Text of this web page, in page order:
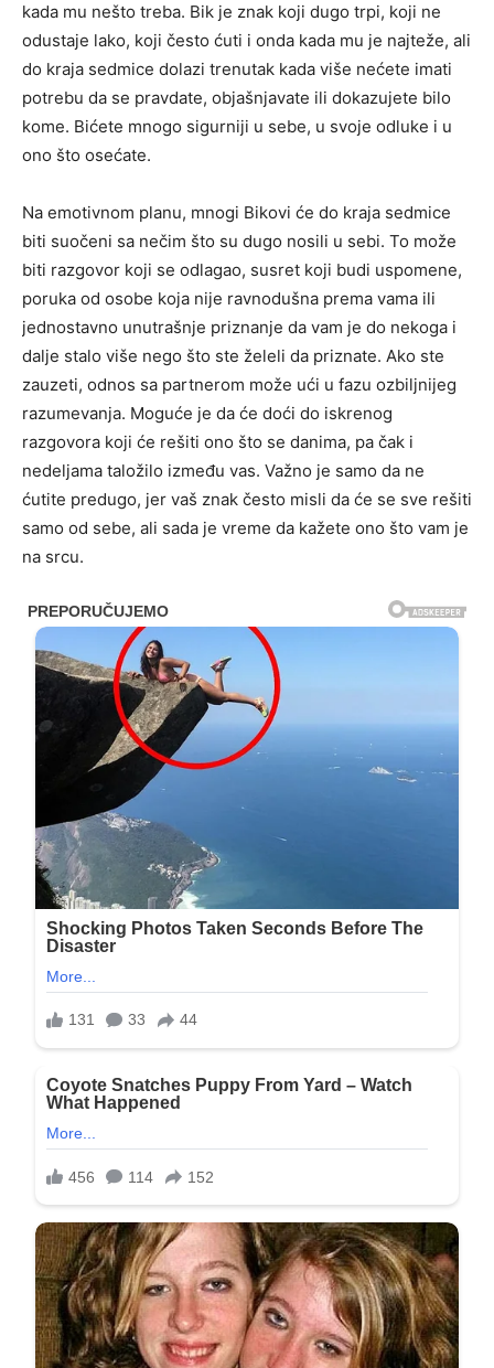
kada mu nešto treba. Bik je znak koji dugo trpi, koji ne
odustaje lako, koji često ćuti i onda kada mu je najteže, ali
do kraja sedmice dolazi trenutak kada više nećete imati
potrebu da se pravdate, objašnjavate ili dokazujete bilo
kome. Bićete mnogo sigurniji u sebe, u svoje odluke i u
ono što osećate.
Na emotivnom planu, mnogi Bikovi će do kraja sedmice
biti suočeni sa nečim što su dugo nosili u sebi. To može
biti razgovor koji se odlagao, susret koji budi uspomene,
poruka od osobe koja nije ravnodušna prema vama ili
jednostavno unutrašnje priznanje da vam je do nekoga i
dalje stalo više nego što ste želeli da priznate. Ako ste
zauzeti, odnos sa partnerom može ući u fazu ozbiljnijeg
razumevanja. Moguće je da će doći do iskrenog
razgovora koji će rešiti ono što se danima, pa čak i
nedeljama taložilo između vas. Važno je samo da ne
ćutite predugo, jer vaš znak često misli da će se sve rešiti
samo od sebe, ali sada je vreme da kažete ono što vam je
na srcu.